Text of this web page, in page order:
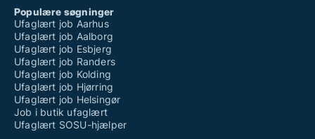
Populære søgninger
Ufaglært job Aarhus
Ufaglært job Aalborg
Ufaglært job Esbjerg
Ufaglært job Randers
Ufaglært job Kolding
Ufaglært job Hjørring
Ufaglært job Helsingør
Job i butik ufaglært
Ufaglært SOSU-hjælper